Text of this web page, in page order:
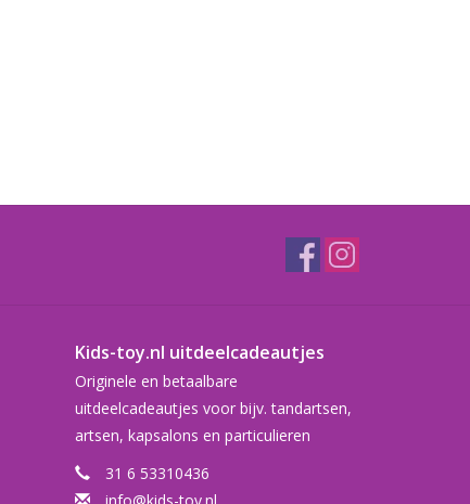
Kids-toy.nl uitdeelcadeautjes
Originele en betaalbare
uitdeelcadeautjes voor bijv. tandartsen,
artsen, kapsalons en particulieren
31 6 53310436